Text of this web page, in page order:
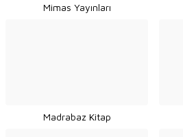
Mimas Yayınları
Madrabaz Kitap